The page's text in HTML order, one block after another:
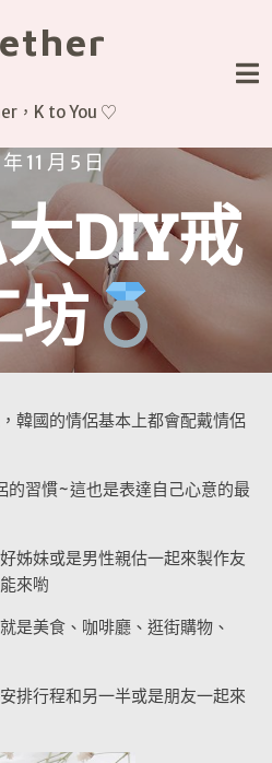
，K to You ♡
11 月 5 日
DIY戒
坊
韓國的情侶基本上都會配戴情侶
的習慣~這也是表達自己心意的最
姊妹或是男性親估一起來製作友
來喲
是美食、咖啡廳、逛街購物、
排行程和另一半或是朋友一起來